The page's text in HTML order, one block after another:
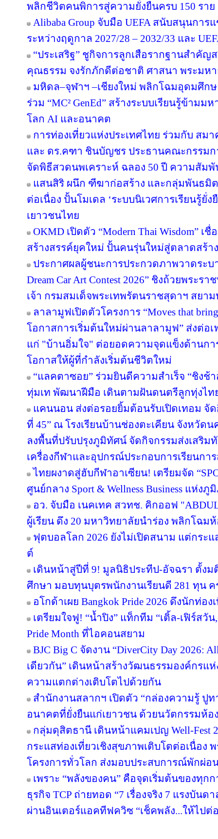
พลิกชีวิตคนพิการสู่ความยั่งยืนครบ 150 ราย
Alibaba Group จับมือ UEFA สนับสนุนกา
ระหว่างฤดูกาล 2027/28 – 2032/33 และ
“ประเสริฐ” ชูกิจการลูกเสือรากฐานสำคัญ
คุณธรรม จงรักภักดีต่อชาติ ศาสนา พระมห
มหิดล–จุฬาฯ –เชียงใหม่ พลิกโฉมอุดมศึก
ร่วม “MC² GenEd” สร้างระบบเรียนรู้ข้าม
โลก AI และอนาคต
การท่องเที่ยวแห่งประเทศไทย ร่วมกับ สม
และ ดร.คฑา ชินบัญชร ประธานคณะกรรมก
จัดพิธีสวดนพเคราะห์ ฉลอง 50 ปี ความสัม
แสนสิริ ผนึก ฑีฆาก่อสร้าง และกลุ่มพันธมิ
ต่อเนื่อง ปั้นโมเดล ‘ระบบนิเวศการเรียนรู้
เยาวชนไทย
OKMD เปิดตัว “Modern Thai Wisdom”
สร้างสรรค์ยุคใหม่ ปั้นคนรุ่นใหม่สู่ตลาดสร้า
ประกาศผลผู้ชนะการประกวดภาพวาดระบ
Dream Car Art Contest 2026” ชิงถ้วยพระ
เจ้า กรมสมเด็จพระเทพรัตนราชสุดาฯ สยา
ลาลามูฟเปิดตัวโครงการ “Moves that
โอกาสการเริ่มต้นใหม่ผ่านลาลามูฟ” ส่งต่อเ
แก่ "บ้านอิ่มใจ" ต่อยอดความจุดแข็งด้านก
โอกาสให้ผู้ที่กำลังเริ่มต้นชีวิตใหม่
“แลคตาซอย” ร่วมยินดีความสำเร็จ “ชิงช้
ทุ่มเท พัฒนาฝีมือ เดินตามฝันดนตรีลูกทุ่งไท
แคนนอน ส่งต่อรอยยิ้มต้อนรับเปิดเทอม จัด
ที่ 45” ณ โรงเรียนบ้านช่องตะเคียน จังหวัด
ลงพื้นที่ปรับปรุงภูมิทัศน์ จัดกิจกรรมส่งเสริม
เครื่องกีฬาและอุปกรณ์ประกอบการเรียนกา
ไทยผงาดสู่ฮับกีฬาอาเซียน! เตรียมจัด
ศูนย์กลาง Sport & Wellness Business แห่งภู
อว. จับมือ เนคเทค สวทช. คิกออฟ
ผู้เรียน ดึง 20 มหาวิทยาลัยนำร่อง พลิกโฉม
ฟุตบอลโลก 2026 ยังไม่เปิดสนาม แต่กระ
ต์
เดินหน้าสู่ปีที่ 9! มูลนิธิประทีป-อัจฉรา ตั้งม
ศึกษา มอบทุนบุตรพนักงานเรียนดี 281 ทุน
อโกด้าเผย Bangkok Pride 2026 ดึงนักท่อ
เตรียมใจฟู! “น้ำปิง” แท็กทีม “เติ้ล-เฟิร์ส
Pride Month ที่ไอคอนสยาม
BJC Big C จัดงาน “DiverCity Day 2026:
เดียวกัน” เดินหน้าสร้างวัฒนธรรมองค์กรแ
ความแตกต่างเติบโตไปด้วยกัน
สำนักงานสลากฯ เปิดตัว “กล่องความรู้ ปูท
อนาคตที่ยั่งยืนแก่เยาวชน ด้วยนวัตกรรมห้
กลุ่มดุสิตธานี เดินหน้าแคมเปญ Well-Fest
กระแสท่องเที่ยวเชิงสุขภาพเติบโตต่อเนื่อง
โครงการทั่วโลก ส่งมอบประสบการณ์พักผ่อ
เพราะ “พลังของคน” คือจุดเริ่มต้นของทุก
ธุรกิจ TCP ถ่ายทอด “7 เรื่องจริง 7 แรงบันด
ผ่านอินเตอร์แอคทีฟควิซ “เช็คพลัง...ให้ไปต่